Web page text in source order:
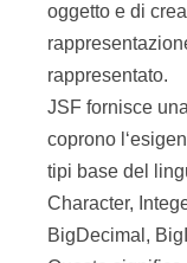
oggetto e di
rappresentato.
JSF fornisce
coprono
tipi base del
Character,
BigDecimal,